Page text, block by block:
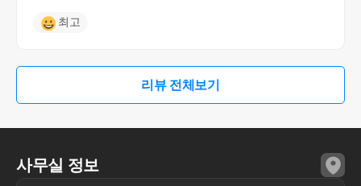
최고
리뷰 전체보기
사무실 정보